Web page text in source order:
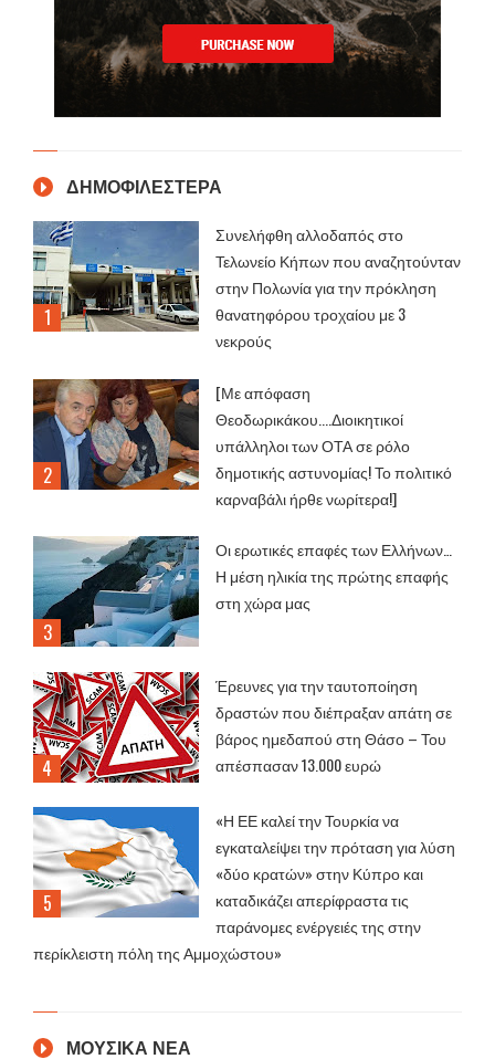
ΔΗΜΟΦΙΛΕΣΤΕΡΑ
Συνελήφθη αλλοδαπός στο
Τελωνείο Κήπων που αναζητούνταν
στην Πολωνία για την πρόκληση
θανατηφόρου τροχαίου με 3
νεκρούς
[Με απόφαση
Θεοδωρικάκου....Διοικητικοί
υπάλληλοι των ΟΤΑ σε ρόλο
δημοτικής αστυνομίας! Το πολιτικό
καρναβάλι ήρθε νωρίτερα!]
Οι ερωτικές επαφές των Ελλήνων…
Η μέση ηλικία της πρώτης επαφής
στη χώρα μας
Έρευνες για την ταυτοποίηση
δραστών που διέπραξαν απάτη σε
βάρος ημεδαπού στη Θάσο – Του
απέσπασαν 13.000 ευρώ
«Η ΕΕ καλεί την Τουρκία να
εγκαταλείψει την πρόταση για λύση
«δύο κρατών» στην Κύπρο και
καταδικάζει απερίφραστα τις
παράνομες ενέργειές της στην
περίκλειστη πόλη της Αμμοχώστου»
ΜΟΥΣΙΚΑ ΝΕΑ